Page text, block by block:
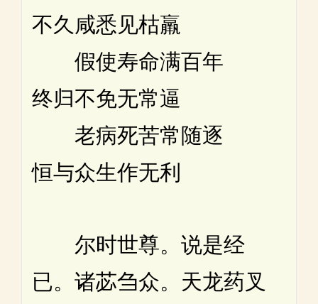
不久咸悉见枯羸
假使寿命满百年
终归不免无常逼
老病死苦常随逐
恒与众生作无利
尔时世尊。说是经
已。诸苾刍众。天龙药叉